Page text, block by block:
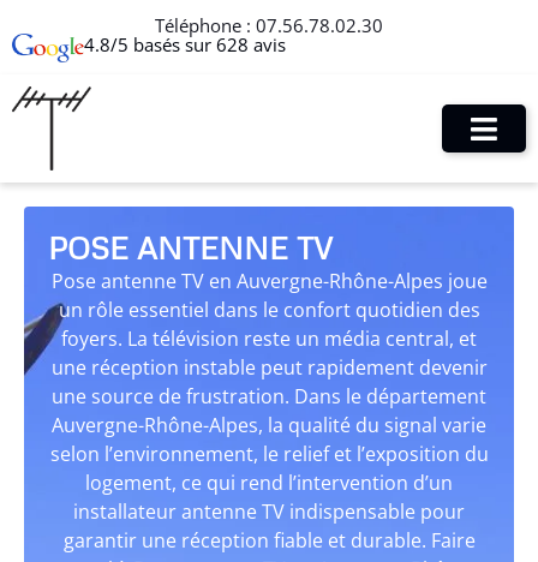
Téléphone : 07.56.78.02.30
4.8/5 basés sur 628 avis
POSE ANTENNE TV
Pose antenne TV en Auvergne-Rhône-Alpes joue
un rôle essentiel dans le confort quotidien des
foyers. La télévision reste un média central, et
une réception instable peut rapidement devenir
une source de frustration. Dans le département
Auvergne-Rhône-Alpes, la qualité du signal varie
selon l’environnement, le relief et l’exposition du
logement, ce qui rend l’intervention d’un
installateur antenne TV indispensable pour
garantir une réception fiable et durable. Faire